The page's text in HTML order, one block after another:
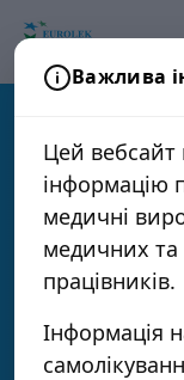
правильний
запобігати
Ремісія
догляд
16.06.2026
Важлива
Цей вебсайт
інформацію
медичні
медичних
працівників.
Інформація